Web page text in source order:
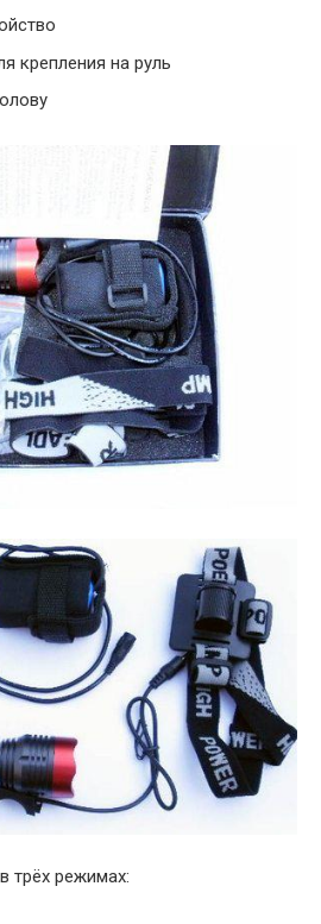
крепления на руль
трёх режимах: